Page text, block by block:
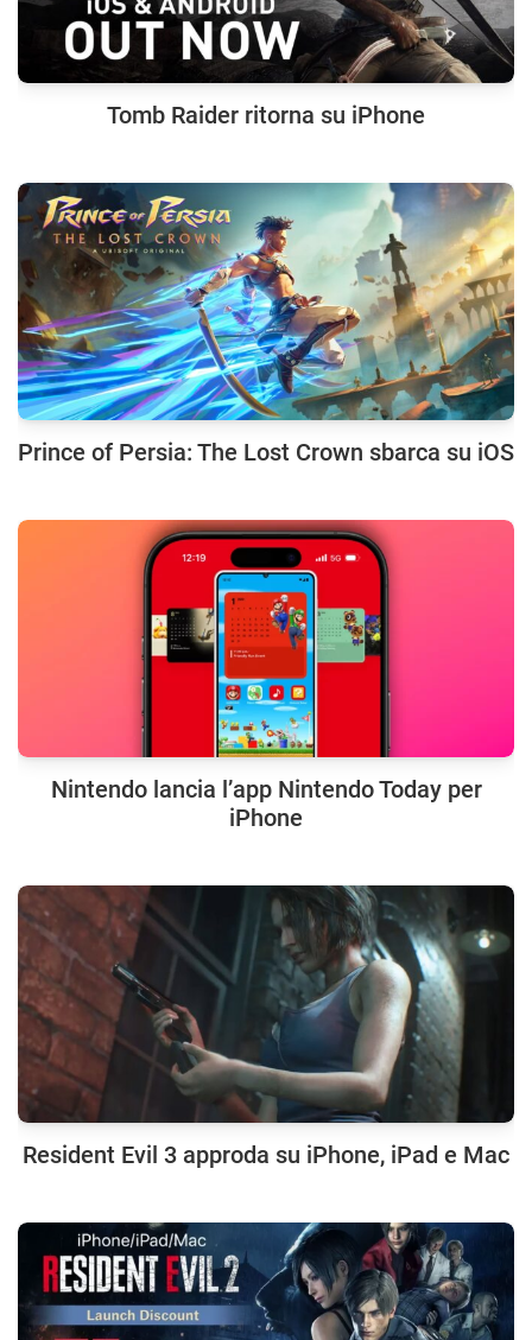
Tomb Raider ritorna su iPhone
Prince of Persia: The Lost Crown sbarca su iOS
Nintendo lancia l’app Nintendo Today per
iPhone
Resident Evil 3 approda su iPhone, iPad e Mac